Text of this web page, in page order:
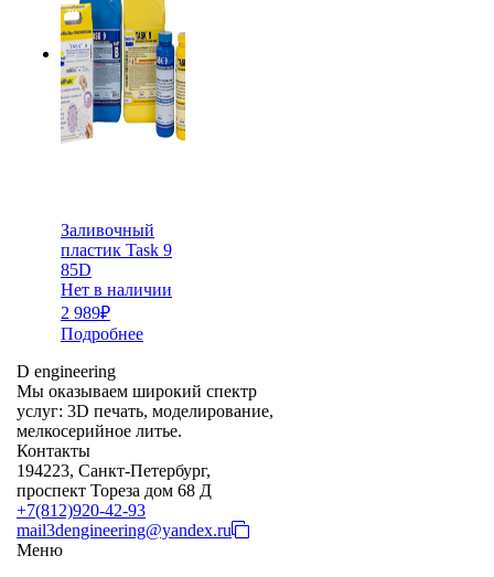
Заливочный
пластик Task 9
85D
Нет в наличии
2 989₽
Подробнее
D engineering
Мы оказываем широкий спектр
услуг: 3D печать, моделирование,
мелкосерийное литье.
Контакты
194223, Санкт-Петербург,
проспект Тореза дом 68 Д
+7(812)920-42-93
mail3dengineering@yandex.ru
Меню